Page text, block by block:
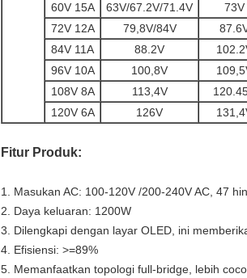
60V 15A
63V/67.2V/71.4V 73V
72V 12A
79,8V/84V
84V 11A
88.2V
96V 10A
100,8V
108V 8A
113,4V
120V 6A
126V
Fitur Produk:
1. Masukan AC: 100-120V /200-240V AC, 47
2. Daya keluaran: 1200W
3. Dilengkapi dengan layar OLED, ini
4. Efisiensi: >=89%
5. Memanfaatkan topologi full-bridge, lebih